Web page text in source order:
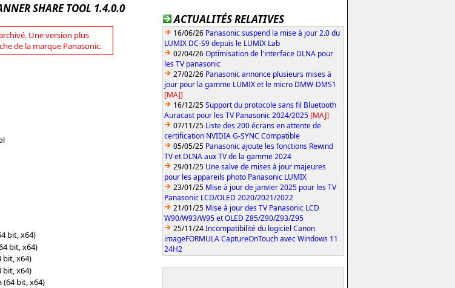
SHARE TOOL 1.4.0.0
Une version plus
de la marque Panasonic.
bit, x64)
bit, x64)
bit, x64)
bit, x64)
(64 bit, x64)
ACTUALITÉS RELATIVES
16/06/26 Panasonic suspend la mise à jour 2.0 du
LUMIX DC-S9 depuis le LUMIX Lab
02/04/26Optimisation de l'interface DLNA pour
les TV panasonic
27/02/26 Panasonic annonce plusieurs mises à
jour pour la gamme LUMIX et le micro DMW-DMS1
[MAJ]
16/12/25Support du protocole sans fil Bluetooth
Auracast pour les TV Panasonic 2024/2025 [MAJ]
07/11/25 Liste des 200 écrans en attente de
certification NVIDIA G-SYNC Compatible
05/05/25 Panasonic ajoute les fonctions Rewind
TV et DLNA aux TV de la gamme 2024
29/01/25 Une salve de mises à jour majeures
pour les appareils photo Panasonic LUMIX
23/01/25 Mise à jour de janvier 2025 pour les TV
Panasonic LCD/OLED 2020/2021/2022
21/01/25 Mise à jour des TV Panasonic LCD
W90/W93/W95 et OLED Z85/Z90/Z93/Z95
25/11/24Incompatibilité du logiciel Canon
imageFORMULA CaptureOnTouch avec Windows 11
24H2